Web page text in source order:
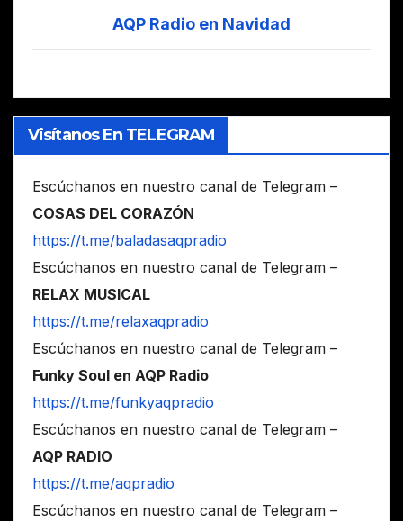
AQP Radio en Navidad
Visítanos En TELEGRAM
Escúchanos en nuestro canal de Telegram –
COSAS DEL CORAZÓN
https://t.me/baladasaqpradio
Escúchanos en nuestro canal de Telegram –
RELAX MUSICAL
https://t.me/relaxaqpradio
Escúchanos en nuestro canal de Telegram –
Funky Soul en AQP Radio
https://t.me/funkyaqpradio
Escúchanos en nuestro canal de Telegram –
AQP RADIO
https://t.me/aqpradio
Escúchanos en nuestro canal de Telegram –